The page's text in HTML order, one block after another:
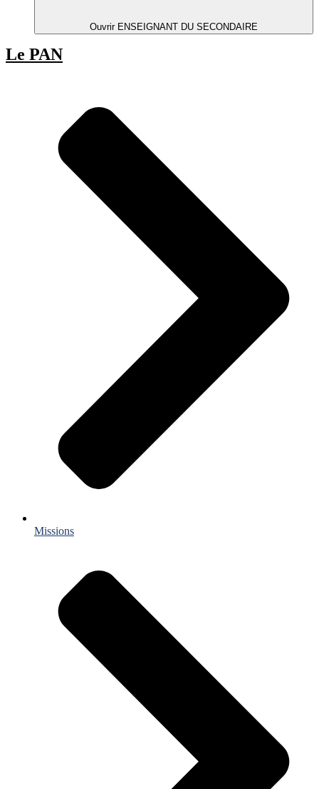
Ouvrir ENSEIGNANT DU SECONDAIRE
Le PAN
Missions